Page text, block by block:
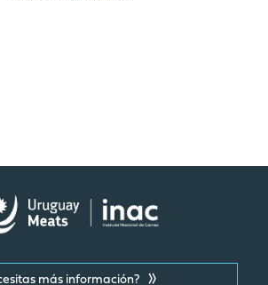
más información?